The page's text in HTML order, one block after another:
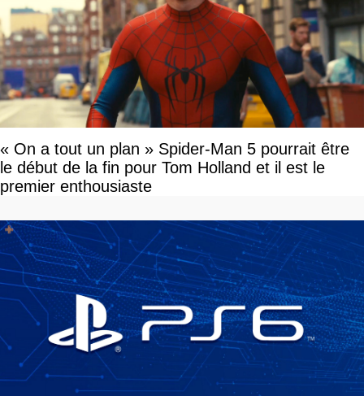
« On a tout un plan » Spider-Man 5 pourrait être
le début de la fin pour Tom Holland et il est le
premier enthousiaste